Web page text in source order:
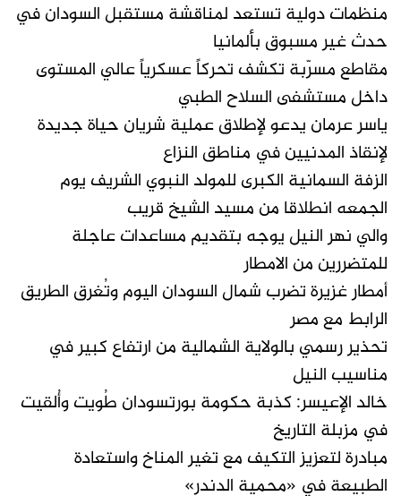
منظمات دولية تستعد لمناقشة مستقبل السودان في
حدث غير مسبوق بألمانيا
مقاطع مسرّبة تكشف تحركاً عسكرياً عالي المستوى
داخل مستشفى السلاح الطبي
ياسر عرمان يدعو لإطلاق عملية شريان حياة جديدة
لإنقاذ المدنيين في مناطق النزاع
الزفة السمانية الكبرى للمولد النبوي الشريف يوم
الجمعه انطلاقا من مسيد الشيخ قريب
والي نهر النيل يوجه بتقديم مساعدات عاجلة
للمتضررين من الامطار
أمطار غزيرة تضرب شمال السودان اليوم وتُغرق الطريق
الرابط مع مصر
تحذير رسمي بالولاية الشمالية من ارتفاع كبير في
مناسيب النيل
خالد الإعيسر: كذبة حكومة بورتسودان طُويت وأُلقيت
في مزبلة التاريخ
مبادرة لتعزيز التكيف مع تغير المناخ واستعادة
الطبيعة في «محمية الدندر»